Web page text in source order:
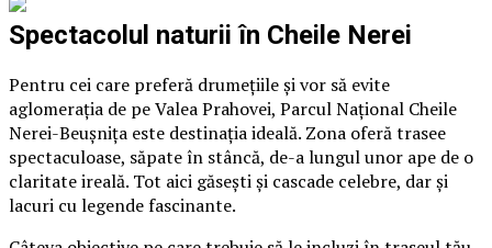
Spectacolul naturii în Cheile Nerei
Pentru cei care preferă drumețiile și vor să evite
aglomerația de pe Valea Prahovei, Parcul Național Cheile
Nerei-Beușnița este destinația ideală. Zona oferă trasee
spectaculoase, săpate în stâncă, de-a lungul unor ape de o
claritate ireală. Tot aici găsești și cascade celebre, dar și
lacuri cu legende fascinante.